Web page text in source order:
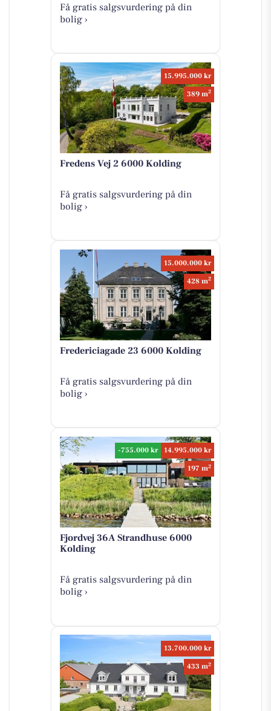
Få gratis salgsvurdering på din
bolig ›
15.995.000 kr
389 m2
Fredens Vej 2 6000 Kolding
Få gratis salgsvurdering på din
bolig ›
15.000.000 kr
428 m2
Fredericiagade 23 6000 Kolding
Få gratis salgsvurdering på din
bolig ›
-755.000 kr
14.995.000 kr
197 m2
Fjordvej 36A Strandhuse 6000
Kolding
Få gratis salgsvurdering på din
bolig ›
13.700.000 kr
433 m2